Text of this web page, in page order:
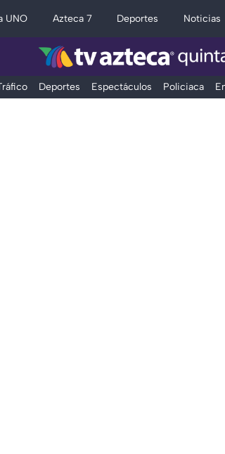
UNO Azteca 7 Deportes Noticias
Deportes Espectáculos Policiaca